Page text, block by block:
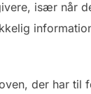
især når
der har